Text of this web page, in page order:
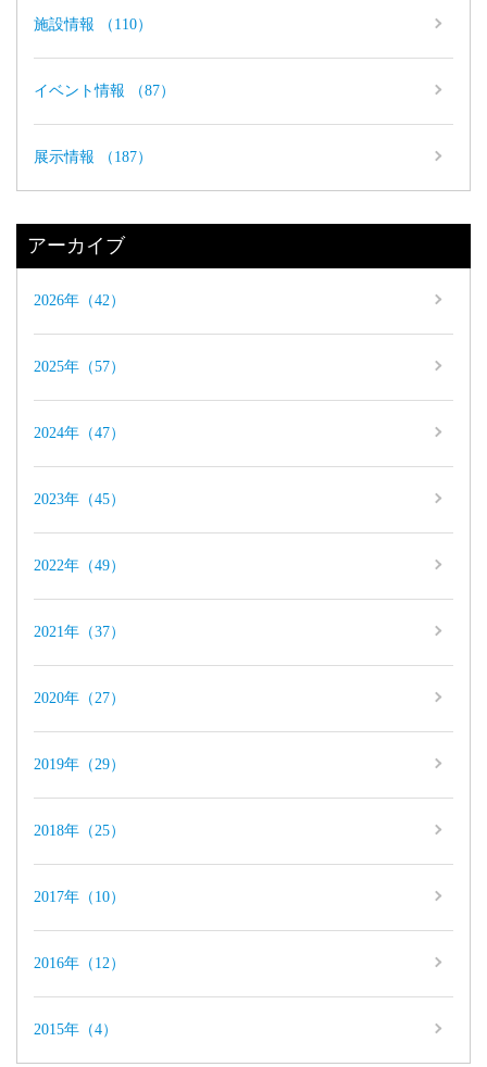
施設情報 （110）
イベント情報 （87）
展示情報 （187）
アーカイブ
2026年（42）
2025年（57）
2024年（47）
2023年（45）
2022年（49）
2021年（37）
2020年（27）
2019年（29）
2018年（25）
2017年（10）
2016年（12）
2015年（4）